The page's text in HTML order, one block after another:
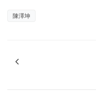
陳澤坤